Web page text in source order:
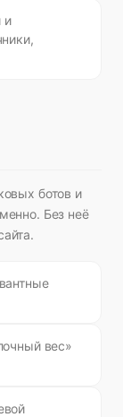
и
ботов и
Без неё
вес»